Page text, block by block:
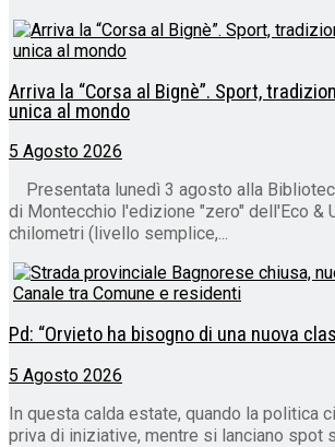
Arriva la “Corsa al Bignè”. Sport,
unica al mondo
5 Agosto 2026
Presentata lunedì 3 agosto alla
di Montecchio l'edizione "zero" dell'Eco &
chilometri (livello semplice,...
Pd: “Orvieto ha bisogno di una nuova
5 Agosto 2026
In questa calda estate, quando la politica
priva di iniziative, mentre si lanciano spot